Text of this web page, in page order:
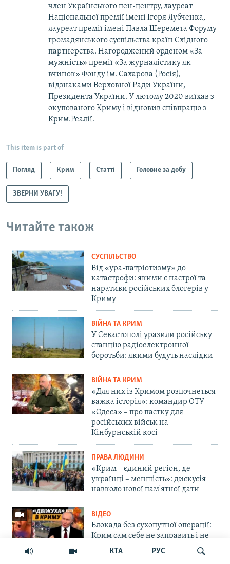
КТА РУС
член Українського пен-центру, лауреат
Національної премії імені Ігоря Лубченка,
лауреат премії імені Павла Шеремета Форуму
громадянського суспільства країн Східного
партнерства. Нагороджений орденом «За
мужність» премії «За журналістику як
вчинок» Фонду ім. Сахарова (Росія),
відзнаками Верховної Ради України,
Президента України. У лютому 2020 виїхав з
окупованого Криму і відновив співпрацю з
Крим.Реалії.
This item is part of
Погляд Крим Статті Головне за добу
ЗВЕРНИ УВАГУ!
Читайте також
СУСПІЛЬСТВО
Від «ура-патріотизму» до
катастрофи: якими є настрої та
наративи російських блогерів у
Криму
ВІЙНА ТА КРИМ
У Севастополі уразили російську
станцію радіоелектронної
боротьби: якими будуть наслідки
ВІЙНА ТА КРИМ
«Для них із Кримом розпочнеться
важка історія»: командир ОТУ
«Одеса» – про пастку для
російських військ на
Кінбурнській косі
ПРАВА ЛЮДИНИ
«Крим – єдиний регіон, де
українці – меншість»: дискусія
навколо нової пам'ятної дати
ВІДЕО
Блокада без сухопутної операції:
Крим сам себе не заправить і не
прогодує | Крим.Реалії